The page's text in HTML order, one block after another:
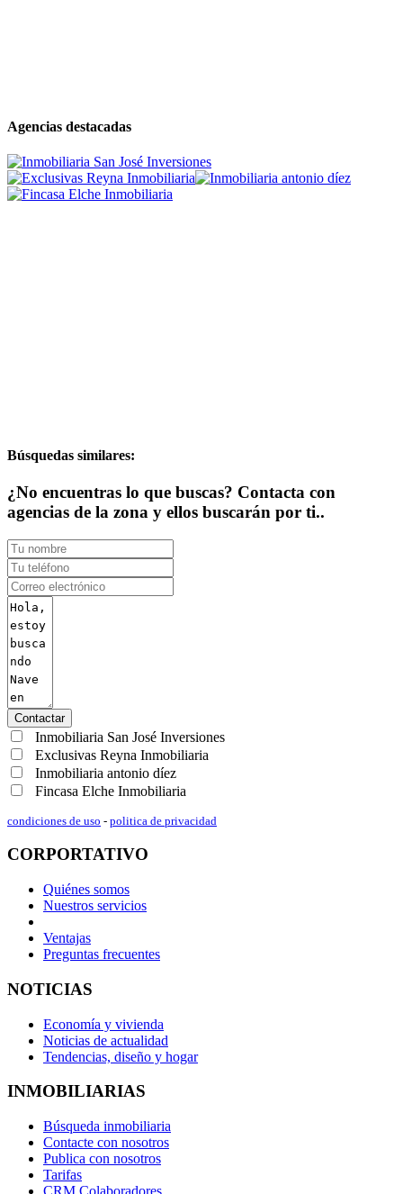
Agencias destacadas
Búsquedas similares:
¿No encuentras lo que buscas? Contacta con
agencias de la zona y ellos buscarán por ti..
Contactar
Inmobiliaria San José Inversiones
Exclusivas Reyna Inmobiliaria
Inmobiliaria antonio díez
Fincasa Elche Inmobiliaria
condiciones de uso - politica de privacidad
CORPORTATIVO
Quiénes somos
Nuestros servicios
Ventajas
Preguntas frecuentes
NOTICIAS
Economía y vivienda
Noticias de actualidad
Tendencias, diseño y hogar
INMOBILIARIAS
Búsqueda inmobiliaria
Contacte con nosotros
Publica con nosotros
Tarifas
CRM Colaboradores